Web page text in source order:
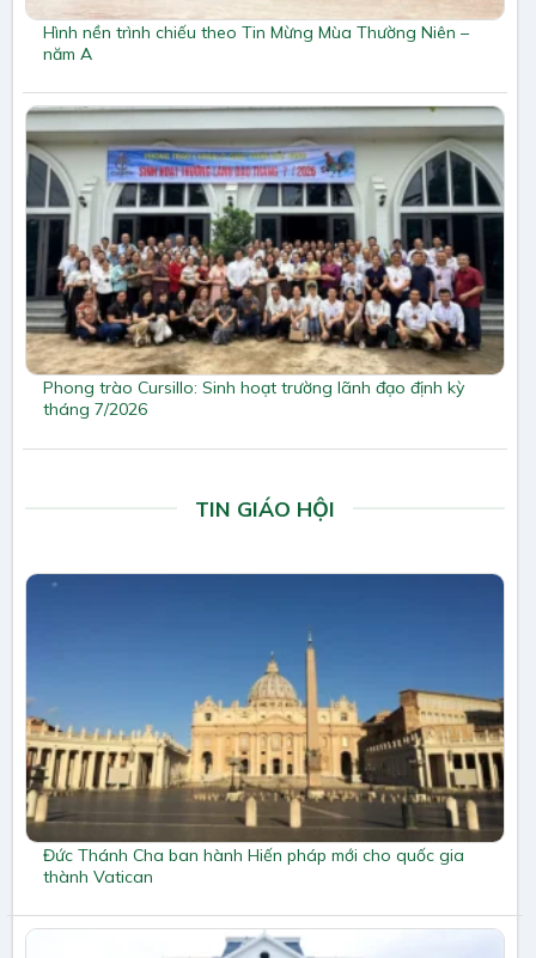
Hình nền trình chiếu theo Tin Mừng Mùa Thường Niên –
năm A
Phong trào Cursillo: Sinh hoạt trường lãnh đạo định kỳ
tháng 7/2026
TIN GIÁO HỘI
Đức Thánh Cha ban hành Hiến pháp mới cho quốc gia
thành Vatican